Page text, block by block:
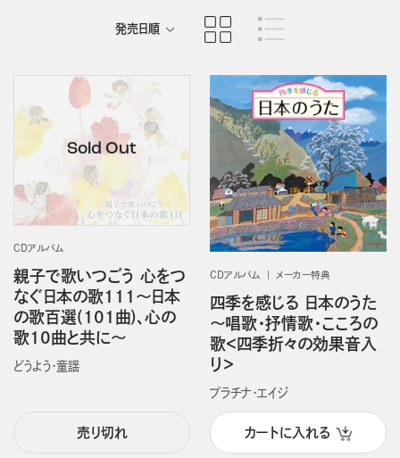
発売日順
CDアルバム
親子で歌いつごう 心をつ
なぐ日本の歌111～日本
の歌百選(101曲)、心の
歌10曲と共に～
どうよう・童謡
売り切れ
CDアルバム メーカー特典
四季を感じる 日本のうた
～唱歌・抒情歌・こころの
歌＜四季折々の効果音入
り＞
プラチナ・エイジ
カートに入れる